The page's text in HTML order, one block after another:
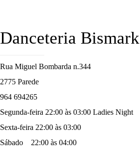
Danceteria Bismark
Rua Miguel Bombarda n.344
2775 Parede
964 694265
Segunda-feira 22:00 às 03:00 Ladies Night
Sexta-feira 22:00 às 03:00
Sábado 22:00 às 04:00